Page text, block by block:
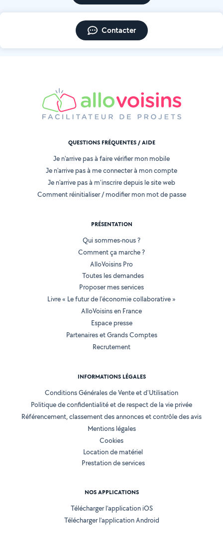
Contacter
QUESTIONS FRÉQUENTES / AIDE
Je n'arrive pas à faire vérifier mon mobile
Je n'arrive pas à me connecter à mon compte
Je n'arrive pas à m'inscrire depuis le site web
Comment réinitialiser / modifier mon mot de passe
PRÉSENTATION
Qui sommes-nous ?
Comment ça marche ?
AlloVoisins Pro
Toutes les demandes
Proposer mes services
Livre « Le futur de l'économie collaborative »
AlloVoisins en France
Espace presse
Partenaires et Grands Comptes
Recrutement
INFORMATIONS LÉGALES
Conditions Générales de Vente et d'Utilisation
Politique de confidentialité et de respect de la vie privée
Référencement, classement des annonces et contrôle des avis
Mentions légales
Cookies
Location de matériel
Prestation de services
NOS APPLICATIONS
Télécharger l’application iOS
Télécharger l’application Android